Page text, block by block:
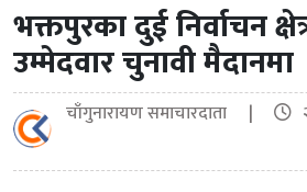
भक्तपुरका दुई निर्वाचन
उम्मेदवार चुनावी मैदानमा
चाँगुनारायण समाचारदाता |